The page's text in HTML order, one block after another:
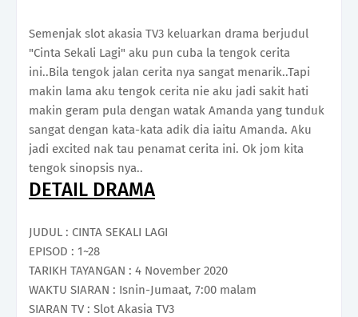
Semenjak slot akasia TV3 keluarkan drama berjudul
"Cinta Sekali Lagi" aku pun cuba la tengok cerita
ini..Bila tengok jalan cerita nya sangat menarik..Tapi
makin lama aku tengok cerita nie aku jadi sakit hati
makin geram pula dengan watak Amanda yang tunduk
sangat dengan kata-kata adik dia iaitu Amanda. Aku
jadi excited nak tau penamat cerita ini. Ok jom kita
tengok sinopsis nya..
DETAIL DRAMA
JUDUL : CINTA SEKALI LAGI
EPISOD : 1~28
TARIKH TAYANGAN : 4 November 2020
WAKTU SIARAN : Isnin-Jumaat, 7:00 malam
SIARAN TV : Slot Akasia TV3